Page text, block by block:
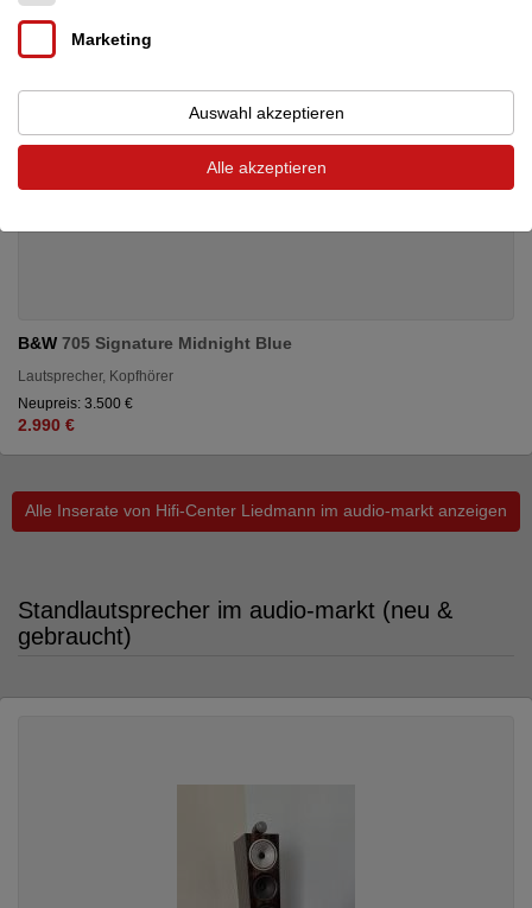
B&W 705 Signature Midnight Blue
Lautsprecher, Kopfhörer
Neupreis: 3.500 €
2.990 €
Alle Inserate von Hifi-Center Liedmann im audio-markt anzeigen
Standlautsprecher im audio-markt (neu &
gebraucht)
Marketing
Auswahl akzeptieren
Alle akzeptieren